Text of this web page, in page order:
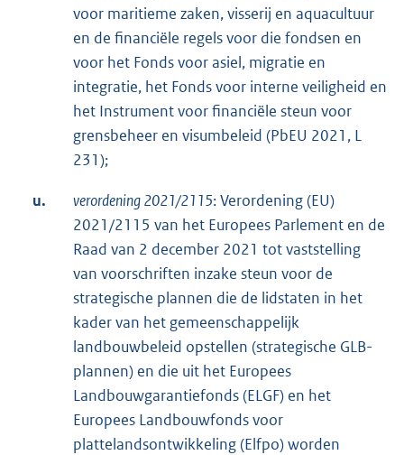
voor maritieme zaken, visserij en aquacultuur
en de financiële regels voor die fondsen en
voor het Fonds voor asiel, migratie en
integratie, het Fonds voor interne veiligheid en
het Instrument voor financiële steun voor
grensbeheer en visumbeleid (PbEU 2021, L
231);
u. verordening 2021/2115: Verordening (EU)
2021/2115 van het Europees Parlement en de
Raad van 2 december 2021 tot vaststelling
van voorschriften inzake steun voor de
strategische plannen die de lidstaten in het
kader van het gemeenschappelijk
landbouwbeleid opstellen (strategische GLB-
plannen) en die uit het Europees
Landbouwgarantiefonds (ELGF) en het
Europees Landbouwfonds voor
plattelandsontwikkeling (Elfpo) worden